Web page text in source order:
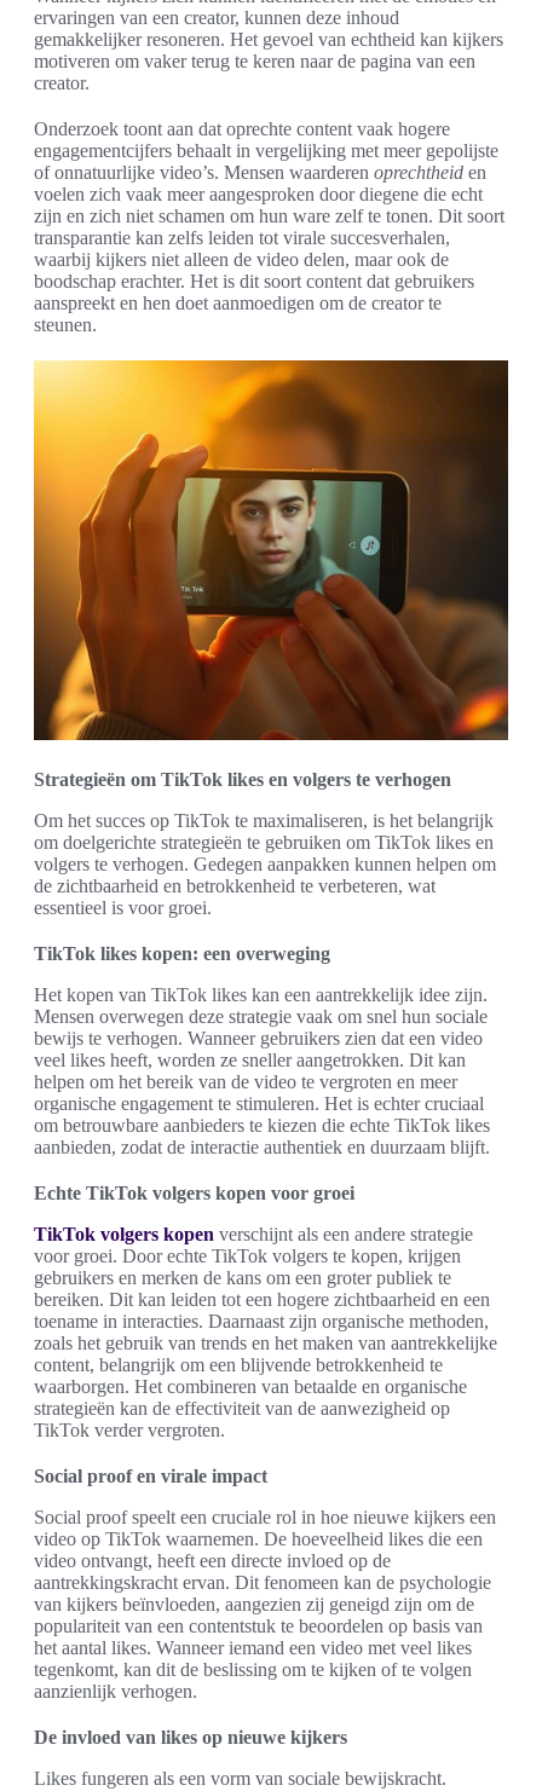
ervaringen van een creator, kunnen deze inhoud
gemakkelijker resoneren. Het gevoel van echtheid kan kijkers
motiveren om vaker terug te keren naar de pagina van een
creator.
Onderzoek toont aan dat oprechte content vaak hogere
engagementcijfers behaalt in vergelijking met meer gepolijste
of onnatuurlijke video’s. Mensen waarderen oprechtheid en
voelen zich vaak meer aangesproken door diegene die echt
zijn en zich niet schamen om hun ware zelf te tonen. Dit soort
transparantie kan zelfs leiden tot virale succesverhalen,
waarbij kijkers niet alleen de video delen, maar ook de
boodschap erachter. Het is dit soort content dat gebruikers
aanspreekt en hen doet aanmoedigen om de creator te
steunen.
Strategieën om TikTok likes en volgers te verhogen
Om het succes op TikTok te maximaliseren, is het belangrijk
om doelgerichte strategieën te gebruiken om TikTok likes en
volgers te verhogen. Gedegen aanpakken kunnen helpen om
de zichtbaarheid en betrokkenheid te verbeteren, wat
essentieel is voor groei.
TikTok likes kopen: een overweging
Het kopen van TikTok likes kan een aantrekkelijk idee zijn.
Mensen overwegen deze strategie vaak om snel hun sociale
bewijs te verhogen. Wanneer gebruikers zien dat een video
veel likes heeft, worden ze sneller aangetrokken. Dit kan
helpen om het bereik van de video te vergroten en meer
organische engagement te stimuleren. Het is echter cruciaal
om betrouwbare aanbieders te kiezen die echte TikTok likes
aanbieden, zodat de interactie authentiek en duurzaam blijft.
Echte TikTok volgers kopen voor groei
TikTok volgers kopen verschijnt als een andere strategie
voor groei. Door echte TikTok volgers te kopen, krijgen
gebruikers en merken de kans om een groter publiek te
bereiken. Dit kan leiden tot een hogere zichtbaarheid en een
toename in interacties. Daarnaast zijn organische methoden,
zoals het gebruik van trends en het maken van aantrekkelijke
content, belangrijk om een blijvende betrokkenheid te
waarborgen. Het combineren van betaalde en organische
strategieën kan de effectiviteit van de aanwezigheid op
TikTok verder vergroten.
Social proof en virale impact
Social proof speelt een cruciale rol in hoe nieuwe kijkers een
video op TikTok waarnemen. De hoeveelheid likes die een
video ontvangt, heeft een directe invloed op de
aantrekkingskracht ervan. Dit fenomeen kan de psychologie
van kijkers beïnvloeden, aangezien zij geneigd zijn om de
populariteit van een contentstuk te beoordelen op basis van
het aantal likes. Wanneer iemand een video met veel likes
tegenkomt, kan dit de beslissing om te kijken of te volgen
aanzienlijk verhogen.
De invloed van likes op nieuwe kijkers
Likes fungeren als een vorm van sociale bewijskracht.